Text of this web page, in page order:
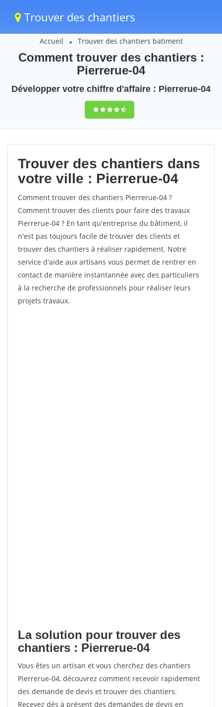
Trouver des chantiers
Accueil Trouver des chantiers batiment
Comment trouver des chantiers :
Pierrerue-04
Développer votre chiffre d'affaire : Pierrerue-04
9,5(100%)42
votes
Trouver des chantiers dans
votre ville : Pierrerue-04
Comment trouver des chantiers Pierrerue-04 ?
Comment trouver des clients pour faire des travaux
Pierrerue-04 ? En tant qu'entreprise du bâtiment, il
n'est pas toujours facile de trouver des clients et
trouver des chantiers à réaliser rapidement. Notre
service d'aide aux artisans vous permet de rentrer en
contact de manière instantannée avec des particuliers
à la recherche de professionnels pour réaliser leurs
projets travaux.
La solution pour trouver des
chantiers : Pierrerue-04
Vous êtes un artisan et vous cherchez des chantiers
Pierrerue-04, découvrez comment recevoir rapidement
des demande de devis et trouver des chantiers.
Recevez dès à présent des demandes de devis en